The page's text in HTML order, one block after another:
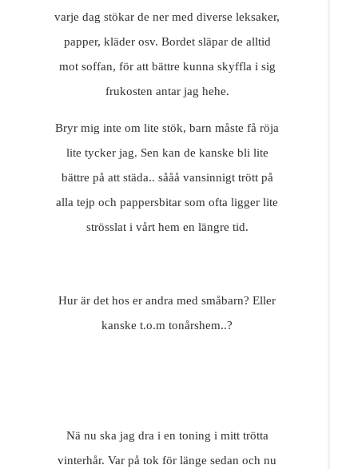
varje dag stökar de ner med diverse leksaker,
papper, kläder osv. Bordet släpar de alltid
mot soffan, för att bättre kunna skyffla i sig
frukosten antar jag hehe.
Bryr mig inte om lite stök, barn måste få röja
lite tycker jag. Sen kan de kanske bli lite
bättre på att städa.. sååå vansinnigt trött på
alla tejp och pappersbitar som ofta ligger lite
strösslat i vårt hem en längre tid.
Hur är det hos er andra med småbarn? Eller
kanske t.o.m tonårshem..?
Nä nu ska jag dra i en toning i mitt trötta
vinterhår. Var på tok för länge sedan och nu